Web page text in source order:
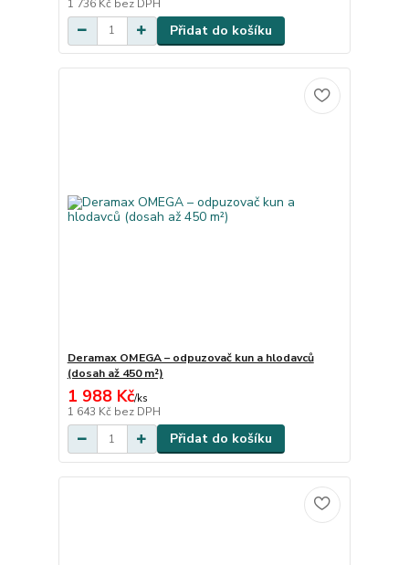
1 736 Kč bez DPH
Přidat do košíku
Deramax OMEGA – odpuzovač kun a hlodavců
(dosah až 450 m²)
1 988 Kč/ks
1 643 Kč bez DPH
Přidat do košíku